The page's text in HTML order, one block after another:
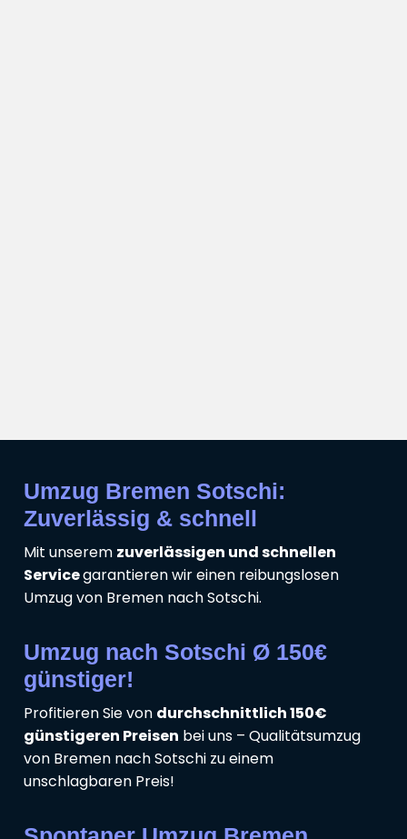
Umzug Bremen Sotschi:
Zuverlässig & schnell
Mit unserem zuverlässigen und schnellen
Servicegarantieren wir einen reibungslosen
Umzug von Bremen nach Sotschi.
Umzug nach Sotschi Ø 150€
günstiger!
Profitieren Sie von durchschnittlich 150€
günstigeren Preisen bei uns – Qualitätsumzug
von Bremen nach Sotschi zu einem
unschlagbaren Preis!